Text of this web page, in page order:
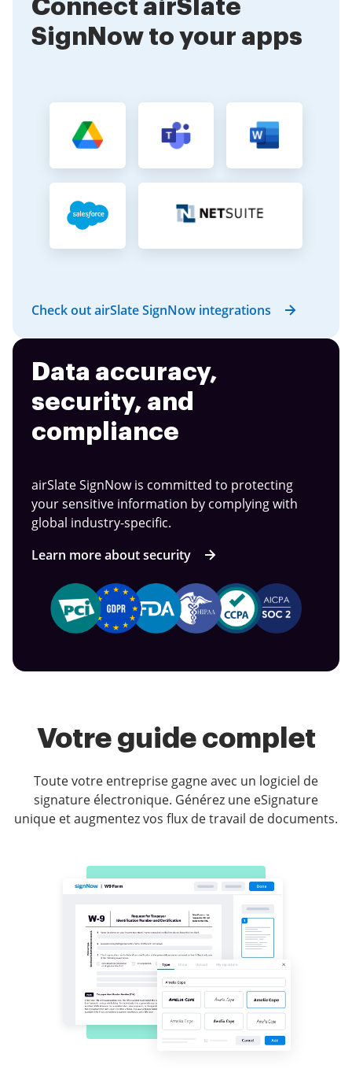
Connect airSlate
SignNow to your apps
Check out airSlate SignNow integrations
Data accuracy,
security, and
compliance
airSlate SignNow is committed to protecting
your sensitive information by complying with
global industry-specific.
Learn more about security
Votre guide complet
Toute votre entreprise gagne avec un logiciel de
signature électronique. Générez une eSignature
unique et augmentez vos flux de travail de documents.